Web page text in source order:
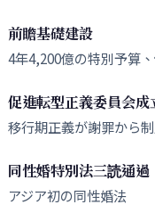
前瞻基礎建設
4年4,200億の特別予算
促進転型正義委員会成
移行期正義が謝罪から
同性婚特別法三読通過
アジア初の同性婚法